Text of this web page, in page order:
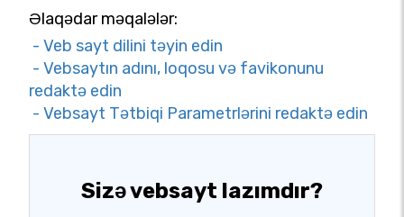
Əlaqədar məqalələr:
- Veb sayt dilini təyin edin
- Vebsaytın adını, loqosu və favikonunu
redaktə edin
- Vebsayt Tətbiqi Parametrlərini redaktə edin
Sizə vebsayt lazımdır?